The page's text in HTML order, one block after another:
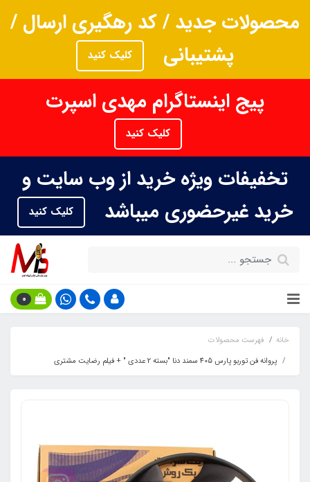
محصولات جدید / کد رهگیری ارسال /
پشتیبانی
کلیک کنید
پیج اینستاگرام مهدی اسپرت
کلیک کنید
تخفیفات ویژه خرید از وب سایت و
خرید غیرحضوری میباشد
کلیک کنید
0
خانه
فهرست محصولات
پروانه فن توربو پارس 405 سمند دنا "بسته 2 عددی " + فیلم رضایت مشتری